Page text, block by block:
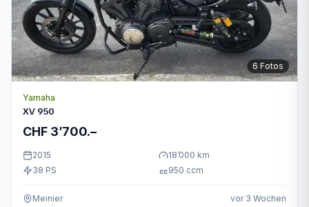
6 Fotos
Yamaha
XV 950
CHF 3’700.–
2015 18’000 km
38 PS cc950 ccm
Meinier vor 3 Wochen